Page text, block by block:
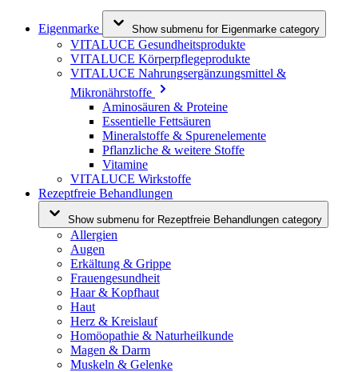
Eigenmarke Show submenu for Eigenmarke category
VITALUCE Gesundheitsprodukte
VITALUCE Körperpflegeprodukte
VITALUCE Nahrungsergänzungsmittel &
Mikronährstoffe
Aminosäuren & Proteine
Essentielle Fettsäuren
Mineralstoffe & Spurenelemente
Pflanzliche & weitere Stoffe
Vitamine
VITALUCE Wirkstoffe
Rezeptfreie Behandlungen
Show submenu for Rezeptfreie Behandlungen category
Allergien
Augen
Erkältung & Grippe
Frauengesundheit
Haar & Kopfhaut
Haut
Herz & Kreislauf
Homöopathie & Naturheilkunde
Magen & Darm
Muskeln & Gelenke